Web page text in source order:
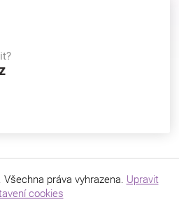
Všechna práva vyhrazena. Upravit
cookies